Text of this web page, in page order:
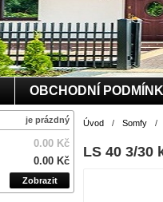
OBCHODNÍ
je prázdný
0.00 Kč
0.00 Kč
Zobrazit
Úvod / Somfy /
LS 40 3/30